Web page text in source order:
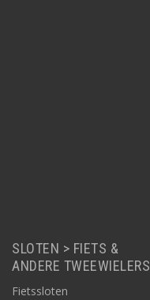
SLOTEN > FIETS &
ANDERE TWEEWIELERS
Fietssloten